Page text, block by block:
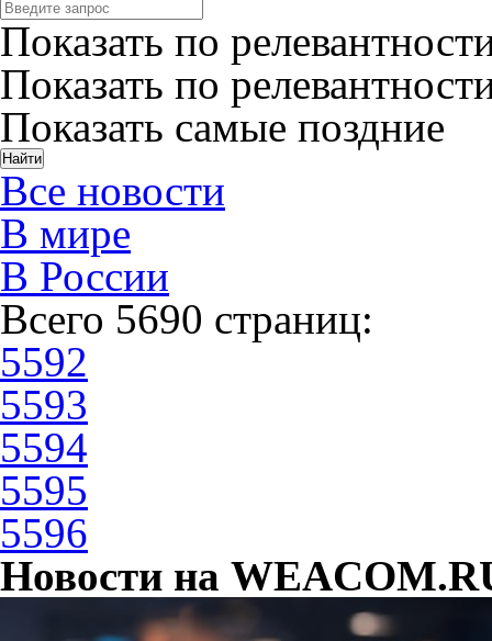
Показать по
Показать по
Показать самые поздние
Все новости
В мире
В России
Всего 5690 страниц:
5592
5593
5594
5595
5596
Новости на